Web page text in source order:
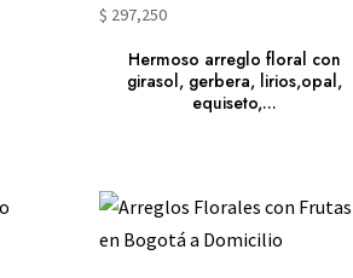
$ 297,250
Hermoso arreglo floral con
girasol, gerbera, lirios,opal,
equiseto,...